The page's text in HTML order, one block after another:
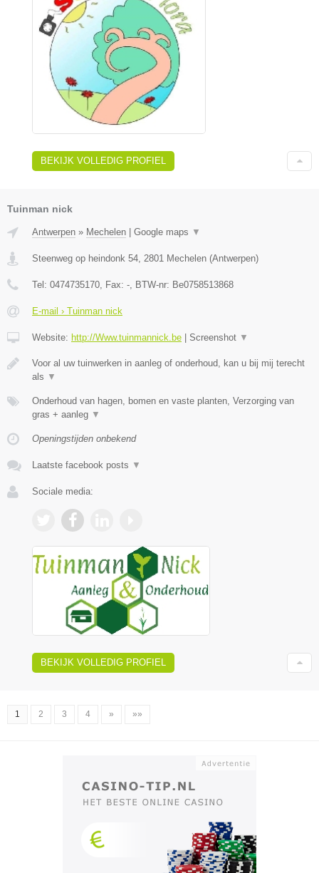
BEKIJK VOLLEDIG PROFIEL
Tuinman nick
Antwerpen » Mechelen Google maps ▼
Steenweg op heindonk 54 2801 Mechelen (Antwerpen)
Tel: 0474735170 , Fax: - , BTW-nr: Be0758513868
E-mail › Tuinman nick
Website: http://Www.tuinmannick.be Screenshot ▼
Voor al uw tuinwerken in aanleg of onderhoud, kan u bij mij terecht
als ▼
Onderhoud van hagen, bomen en vaste planten, Verzorging van
gras + aanleg ▼
Openingstijden onbekend
Laatste facebook posts ▼
Sociale media:
BEKIJK VOLLEDIG PROFIEL
1 2 3 4 » »»